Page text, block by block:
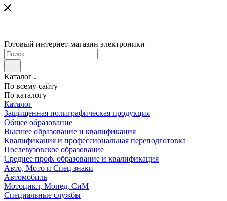
Готовый интернет-магазин электроники
Каталог
По всему сайту
По каталогу
Каталог
Защищенная полиграфическая продукция
Общее образование
Высшее образование и квалификация
Квалификация и профессиональная переподготовка
Послевузовское образование
Среднее проф. образование и квалификация
Авто, Мото и Спец знаки
Автомобиль
Мотоцикл, Мопед, СиМ
Специальные службы